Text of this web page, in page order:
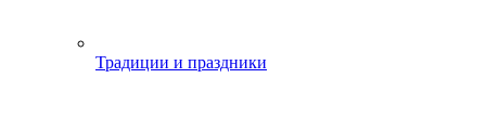
Традиции и праздники